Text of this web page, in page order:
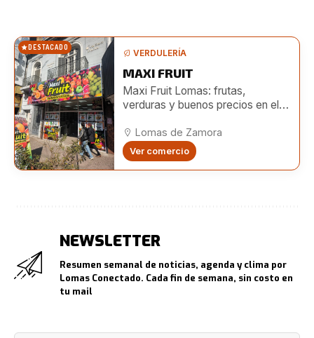
DESTACADO
VERDULERÍA
MAXI FRUIT
Maxi Fruit Lomas: frutas,
verduras y buenos precios en el
Lomas de Zamora
Ver comercio
NEWSLETTER
Resumen semanal de noticias, agenda y clima por
Lomas Conectado. Cada fin de semana, sin costo en
tu mail